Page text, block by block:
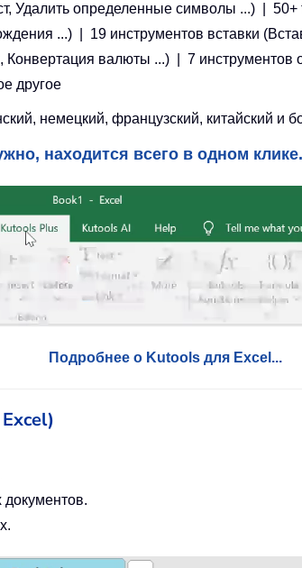
Удалить определенные символы ...) |
...) | 19 инструментов вставки
валюты ...) | 7 инструментов
другое
немецкий, французский, китайский и
находится всего в одном
Подробнее о Kutools для Excel...